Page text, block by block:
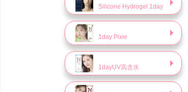
Silicone Hydrogel 1day
1day Pixie
1dayUV高含水